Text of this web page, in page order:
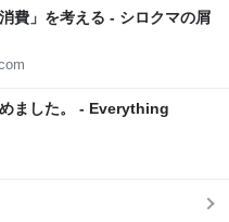
費」を考える - シロクマの屑
ました。 - Everything